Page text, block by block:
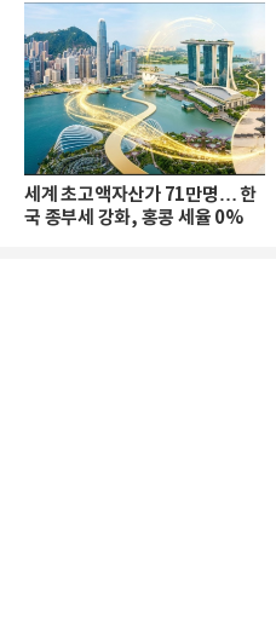
세계 초고액자산가 71만명… 한
국 종부세 강화, 홍콩 세율 0%